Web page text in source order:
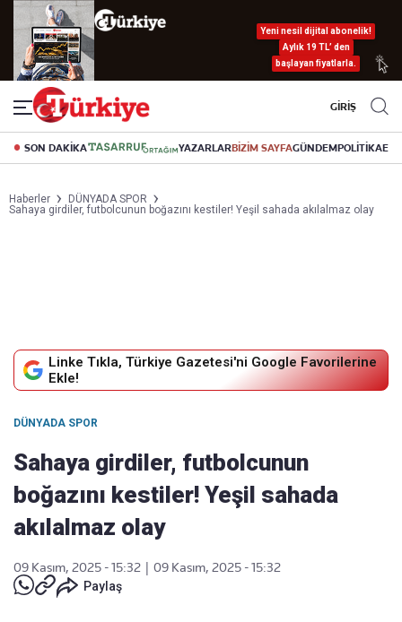
Yeni nesil dijital abonelik!
Aylık 19 TL’ den
başlayan fiyatlarla.
GİRİŞ
SON DAKİKA YAZARLARBİZİM SAYFAGÜNDEMPOLİTİKA
Haberler
DÜNYADA SPOR
Sahaya girdiler, futbolcunun boğazını kestiler! Yeşil sahada akılalmaz olay
Linke Tıkla, Türkiye Gazetesi'ni Google Favorilerine
Ekle!
DÜNYADA SPOR
Sahaya girdiler, futbolcunun
boğazını kestiler! Yeşil sahada
akılalmaz olay
09 Kasım, 2025 - 15:32
09 Kasım, 2025 - 15:32
Paylaş